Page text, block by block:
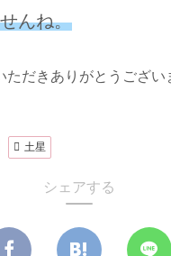
んね。
ただきありがとうござい
土星
シェアする